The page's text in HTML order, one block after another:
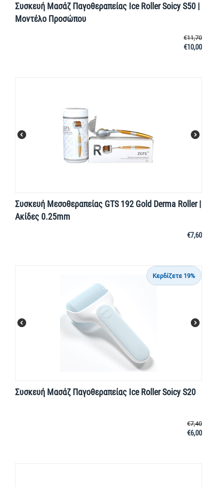
Συσκευή Μασάζ Παγοθεραπείας Ice Roller Soicy S50 |
Μοντέλο Προσώπου
€11,70
€10,00
Συσκευή Μεσοθεραπείας GTS 192 Gold Derma Roller |
Ακίδες 0.25mm
€7,60
Κερδίζετε 19%
Συσκευή Μασάζ Παγοθεραπείας Ice Roller Soicy S20
€7,40
€6,00